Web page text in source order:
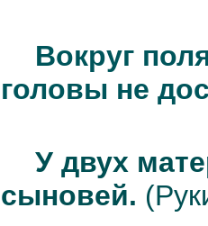
Вокруг
головы не
У двух
сыновей.